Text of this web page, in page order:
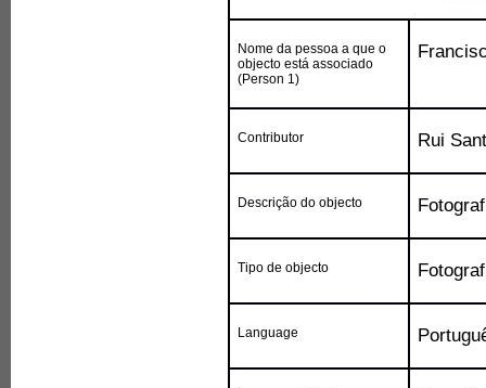
Nome da pessoa a que o
objecto está associado
(Person 1)
Contributor Rui
Descrição do objecto
Tipo de objecto
Language